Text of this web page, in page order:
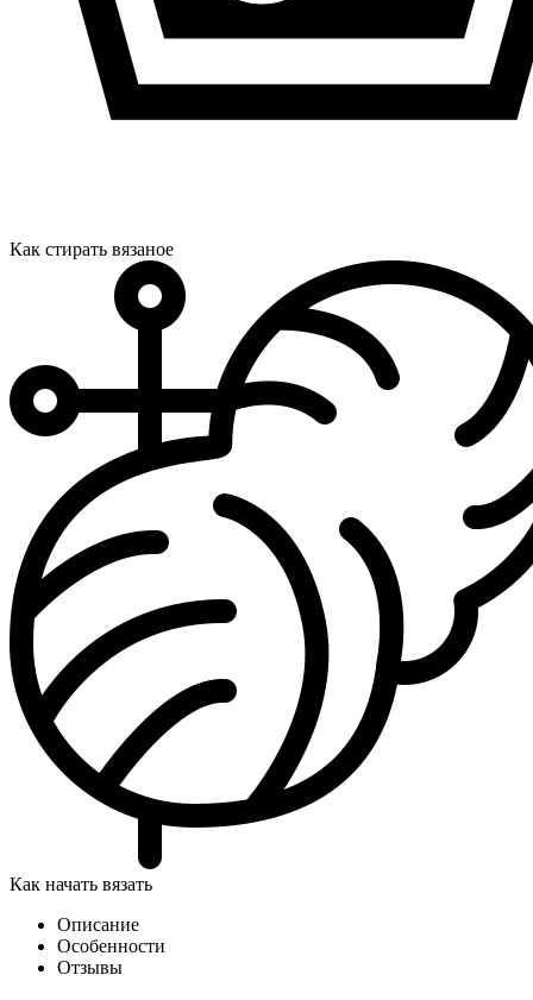
Как стирать вязаное
Как начать вязать
Описание
Особенности
Отзывы